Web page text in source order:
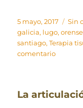
Publicado
el
5 mayo, 2017 Sin
galicia, lugo,orense
santiago,Terapia
comentarioen
La